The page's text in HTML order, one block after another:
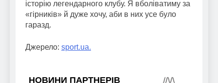
історію легендарного клубу. Я вболіватиму за
«гірників» й дуже хочу, аби в них усе було
гаразд.
Джерело: sport.ua.